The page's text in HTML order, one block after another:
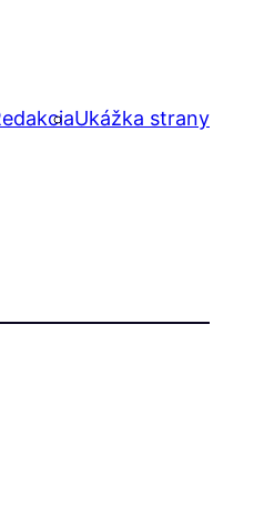
Ukážka strany